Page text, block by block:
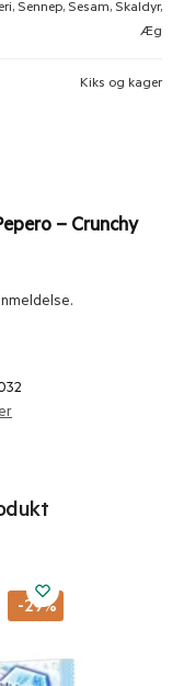
Sennep, Sesam, Skaldyr,
Æg
Kiks og kager
– Crunchy
-29%